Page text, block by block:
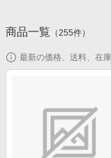
食品・スイーツ・お酒
コスメ・健康・医薬品
家電・PC・スマホ・カ
初回購入者限定特典
対象ストア新規限定特
楽天ペイ導入ストア
楽天サービス特集
商品一覧 （255件）
最新の価格、送料、在